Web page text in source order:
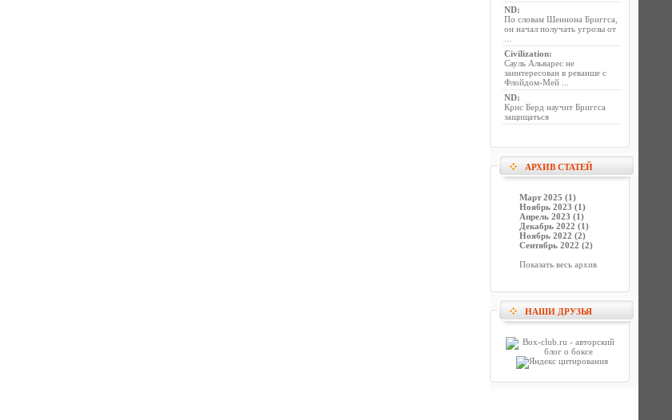
ND:
По словам Шеннона Бриггса,
он начал получать угрозы от
Civilization:
Сауль Альварес не
заинтересован в реванше с
Флойдом-Мей ...
ND:
Крис Берд научит Бриггса
защищаться
АРХИВ СТАТЕЙ
Март 2025 (1)
Ноябрь 2023 (1)
Апрель 2023 (1)
Декабрь 2022 (1)
Ноябрь 2022 (2)
Сентябрь 2022 (2)
Показать весь архив
НАШИ ДРУЗЬЯ